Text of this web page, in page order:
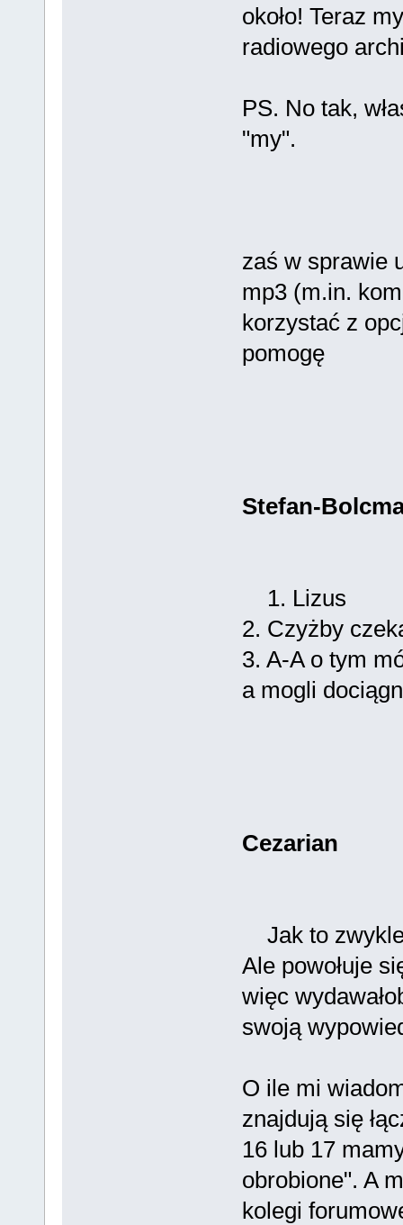
około! Teraz
radiowego
PS. No tak,
"my".
zaś w sprawie
mp3 (m.in.
korzystać z
pomogę
Stefan-
1. Lizus
2. Czyżby
3. A-A o tym
a mogli
Cezarian
Jak to
Ale powołuje
więc
swoją
O ile mi
znajdują się
16 lub 17
obrobione". A
kolegi